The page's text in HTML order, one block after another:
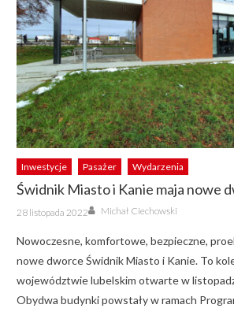
Inwestycje Pasażer Wydarzenia
Świdnik Miasto i Kanie maja nowe
Posted
on
28 listopada 2022 Author
Michał Ciechowski
Nowoczesne, komfortowe, bezpieczne,
nowe dworce Świdnik Miasto i Kanie. To
województwie lubelskim otwarte w
Obydwa budynki powstały w ramach